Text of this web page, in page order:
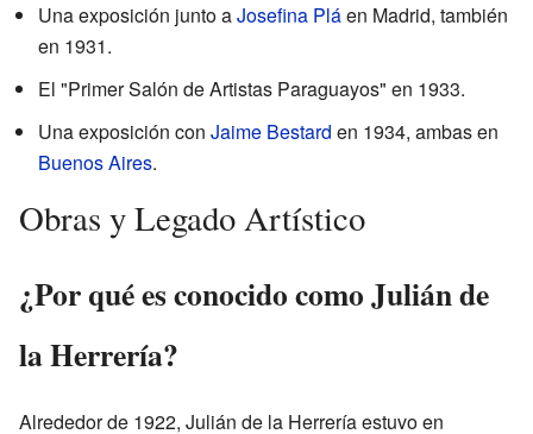
Una exposición junto aJosefina Pláen Madrid, también
en 1931.
El "Primer Salón de Artistas Paraguayos" en 1933.
Una exposición con Jaime Bestard en 1934, ambas en
Buenos Aires.
Obras y Legado Artístico
¿Por qué es conocido como Julián de
la Herrería?
Alrededor de 1922, Julián de la Herrería estuvo en